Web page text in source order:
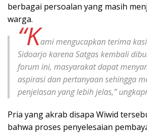
berbagai persoalan yang masih
warga.
“Kami mengucapkan terima
Sidoarjo karena Satgas kembali
forum ini, masyarakat dapat
aspirasi dan pertanyaan sehingga
penjelasan yang lebih jelas,”
Pria yang akrab disapa Wiwid
bahwa proses penyelesaian